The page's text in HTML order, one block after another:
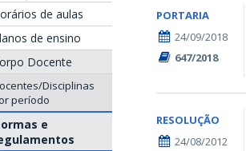
de aulas
de ensino
Docente
Disciplinas
período
e
PORTARIA
24/09/2018
647/2018
RESOLUÇÃO
24/08/2012